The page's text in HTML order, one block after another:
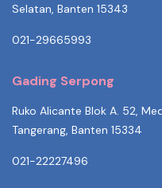
Selatan, Banten 15343
021-29665993
Gading Serpong
Ruko Alicante Blok A. 52,
Tangerang, Banten 15334
021-22227496